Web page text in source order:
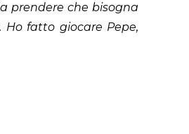
prendere che bisogna
Ho fatto giocare Pepe,